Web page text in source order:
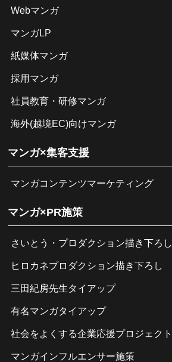
Webマンガ
マンガLP
紙媒体マンガ
採用マンガ
社員教育・研修マンガ
海外(越境EC)向けマンガ
マンガ×集客支援
マンガコンテンツマーケティング
マンガ×PR施策
さいとう・プロダクション描き下ろし
ヒロカネプロダクション描き下ろし
三田紀房先生タイアップ
有名マンガタイアップ
社会をよくする企業応援プロジェクト
マンガインフルエンサー施策